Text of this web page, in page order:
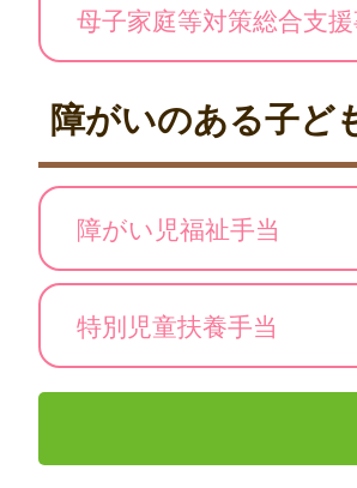
母子家庭等対策総合支
障がいのある子ど
障がい児福祉手当
特別児童扶養手当